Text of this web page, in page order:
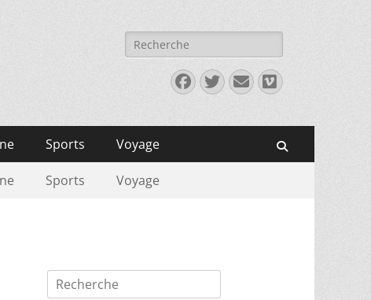
Rechercher :
Facebook
Twitter
E-
mail
Vimeo
Sports Voyage
Sports Voyage
Rechercher :